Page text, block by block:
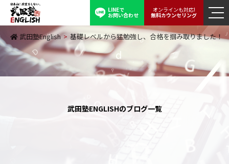
LINEで
お問い合わせ
オンラインも対応!
無料カウンセリング
武田塾English > 基礎レベルから猛勉強し、合格を掴み取りました！
武田塾ENGLISHのブログ一覧